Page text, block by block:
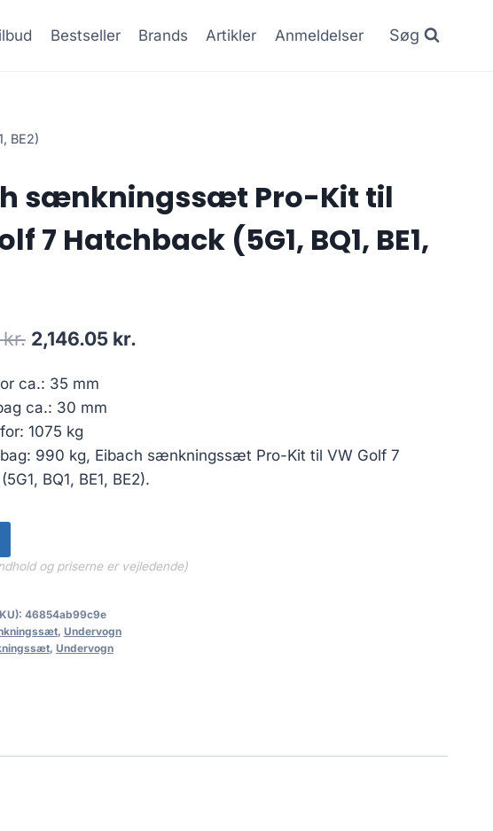
Bestseller Brands Artikler Anmeldelser Søg
BE2)
sænkningssæt Pro-Kit til
7 Hatchback (5G1, BQ1, BE1,
kr. Den
pris
var:
2,384.50 kr..
2,146.05 kr.
2,146.05 kr..
ca.: 35 mm
ca.: 30 mm
1075 kg
990 kg, Eibach sænkningssæt Pro-Kit til VW Golf 7
BQ1, BE1, BE2).
og priserne er vejledende)
46854ab99c9e
, Undervogn
, Undervogn